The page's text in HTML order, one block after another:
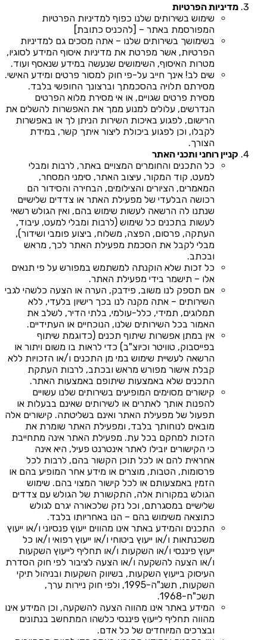
מדיניות הפרטיות
שימוש בשירותים שלנו כפוף למדיניות הפרטיות
המפורסמת באתר – [להכניס כתובת]
בשימושך בשירותים שלנו – אתה מסכים גם למדיניות
הפרטיות, אשר מפרטת את מדיניות איסוף המידע לסוגיו,
מטרות האיסוף, השימושים שנעשה במידע שנאסף ועוד.
שים לב! אינך חייב על-פי חוק למסור פרטים ומידע האישי.
מסירתם תלויה בהסכמתך וברצונך החופשי בלבד.
מסירת פרטים שגויים, או אי מסירת מלוא הפרטים
הנדרשים, עלולים למנוע ממך את האפשרות להשלים את
הרישום, לפגוע באיכות השירות הניתן לך או באפשרות
לקבלו, וכן לפגוע ביכולת ליצור איתך קשר, במידת
הצורך.
קניין רוחני ותכני האתר
כל התכנים והחומרים המצויים באתר, לרבות ומבלי
למעט, קוד המקור, עיצוב האתר, סימני המסחר,
המאמרים, הציורים והצילומים, הבחירה והסידור הם
רכושה הבלעדי של מפעילת האתר או צדדים שלישיים
שנתנו לה הרשאה לעשות שימוש בהם, ואין הגולש רשאי
לעשות בתכנים כל שימוש (לרבות ומבלי למעט, עיבוד,
העתקה, פרסום, הפצה, משלוח, ביצוע פומבי ושידור),
מבלי לקבל את הסכמת מפעילת האתר לכך, מראש
ובכתב.
כל זכות שלא הוקנתה למשתמש במפורש על פי תנאים
אלו – תישמר בידי מפעילת האתר.
אם תספק לנו משוב, פידבק, הערה או הצעה כלשהי לגבי
השירותים – אתה מקנה לנו בכך רישיון בלעדי, ללא
תמלוגים, תמידי, כלל-עולמי, בלתי הדיר, לשלב את
האמור בכל השירותים שלנו, הנוכחיים או העתידיים.
אין במתן אפשרות שיתוף תכנים (כדוגמת שיתוף
בפייסבוק, טוויטר וכיוצ"ב) כדי לראות בו משום ויתור או
הרשאה לעשיית שימוש במי מן התכנים ו/או הזכויות ללא
קבלת אישור מפורש מראש ובכתב, לרבות העתקת
התכנים שלא באמצעות שיתופם באמצעות האתר.
קישורים מסוימים המופיעים בשירותים שלנו עשויים
להפנות אותך לאתרים או לשירותים שאינם בבעלות או
תפעול של מפעילת האתר ואינם בשליטתה. קישורים אלה
מובאים לנוחותך בלבד, ומפעילת האתר שומרת את
הזכות למחקם בכל עת. מפעילת האתר אינה מתחייבת
כי הקישורים יובילו לאתר אינטרנט פעיל, היא אינה
אחראית להם או לכל תוכן הקשור בהם, לרבות לכל
פרסומות, הטבות, מוצרים או מידע אחר המופיע בהם או
הזמין באמצעותם או לכל קישור המצוי בהם. שימוש
הגולש במקורות אלה, התקשורת של הגולש עם צדדים
שלישיים במסגרתם, וכל נזק שלכאורה יגרם לגולש
כתוצאה משימוש בהם – הנו באחריותו בלבד.
התכנים והמידע באתר אינו מהווים ייעוץ פנסיוני ו/או ייעוץ
משכנתאות ו/או ייעוץ ביטוחי ו/או ייעוץ רפואי ו/או כל
ייעוץ פיננסי ו/או השקעות ו/או תחליף לייעוץ השקעות
ו/או הצעה להשקעה ו/או הצעה לציבור לפי חוק הסדרת
העיסוק בייעוץ השקעות, בשיווק השקעות ובניהול תיקי
השקעות, תשנ"ה-1995, ולפי חוק ניירות ערך,
תשכ"ח-1968.
המידע באתר אינו מהווה הצעה להשקעה, וכן המידע אינו
מהווה תחליף לייעוץ פיננסי כלשהו המתחשב בנתונים
ובצרכים המיוחדים של כל אדם.